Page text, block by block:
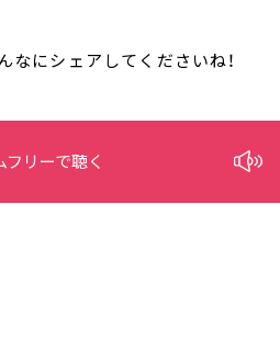
なにシェアしてくださいね！
フリーで聴く